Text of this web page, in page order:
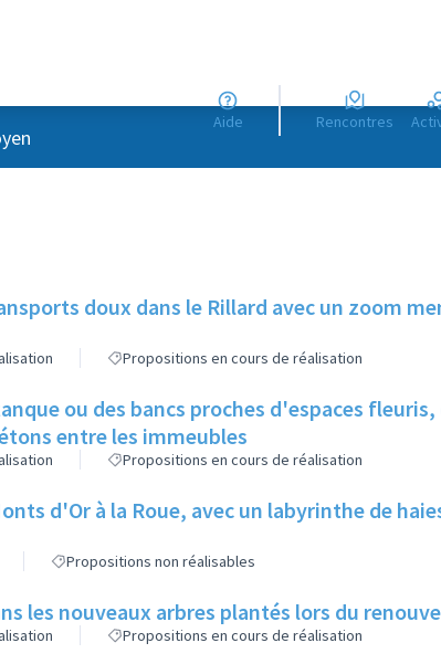
Aide Rencontres
doux dans le Rillard avec un zoom
Propositions en cours de réalisation
ou des bancs proches d'espaces fleuris,
entre les immeubles
Propositions en cours de réalisation
d'Or à la Roue, avec un labyrinthe de
Propositions non réalisables
dans les nouveaux arbres plantés lors du
Propositions en cours de réalisation